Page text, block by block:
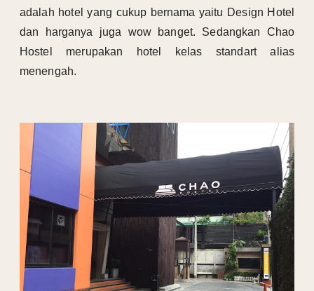
adalah hotel yang cukup bernama yaitu Design Hotel
dan harganya juga wow banget. Sedangkan Chao
Hostel merupakan hotel kelas standart alias
menengah.